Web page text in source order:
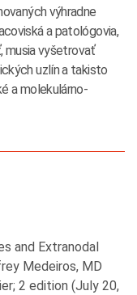
výhradne
a patológovia,
musia vyšetrovať
uzlín a takisto
a molekulárno-
and Extranodal
Medeiros, MD
2 edition (July 20,